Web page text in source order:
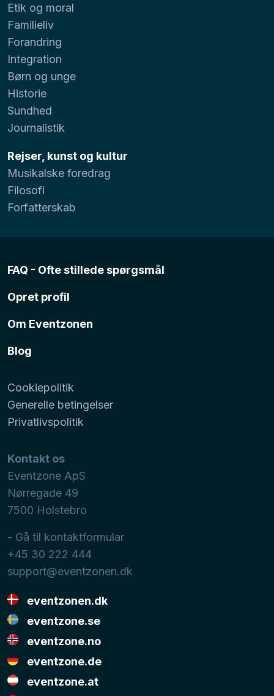
Etik og moral
Familieliv
Forandring
Integration
Børn og unge
Historie
Sundhed
Journalistik
Rejser, kunst og kultur
Musikalske foredrag
Filosofi
Forfatterskab
FAQ - Ofte stillede spørgsmål
Opret profil
Om Eventzonen
Blog
Cookiepolitik
Generelle betingelser
Privatlivspolitik
Kontakt os
Eventzone ApS
Nørregade 49
7500 Holstebro
- Gå til kontaktformular
+45 30 222 444
support@eventzonen.dk
eventzonen.dk
eventzone.se
eventzone.no
eventzone.de
eventzone.at